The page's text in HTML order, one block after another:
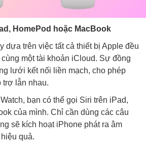
HomePod hoặc MacBook
dựa trên việc tất cả thiết bị Apple đều
một tài khoản iCloud. Sự đồng
lưới kết nối liền mạch, cho phép
trợ lẫn nhau.
bạn có thể gọi Siri trên iPad,
của mình. Chỉ cần dùng các câu
sẽ kích hoạt iPhone phát ra âm
quả.